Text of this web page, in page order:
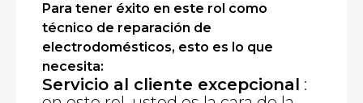
Para tener éxito en este rol como
técnico de reparación de
electrodomésticos, esto es lo que
necesita:
Servicio al cliente excepcional :